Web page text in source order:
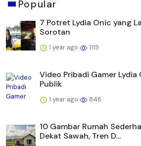
Popular
7 Potret Lydia Onic yang
Sorotan
1 year ago 1119
Video Pribadi Gamer Lydia
Publik
1 year ago 846
10 Gambar Rumah
Dekat Sawah, Tren D...